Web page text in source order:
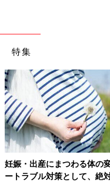
特集
妊娠・出産にまつわる体の
ートラブル対策として、絶